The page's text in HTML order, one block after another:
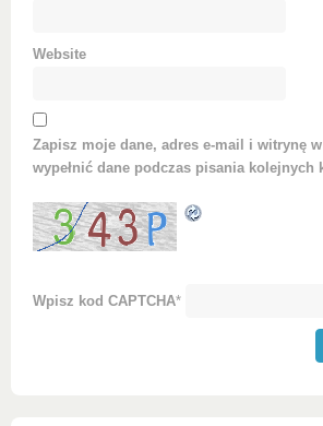
Website
Zapisz moje dane, adres e-mail i witrynę
wypełnić dane podczas pisania kolejnych
Wpisz kod CAPTCHA*